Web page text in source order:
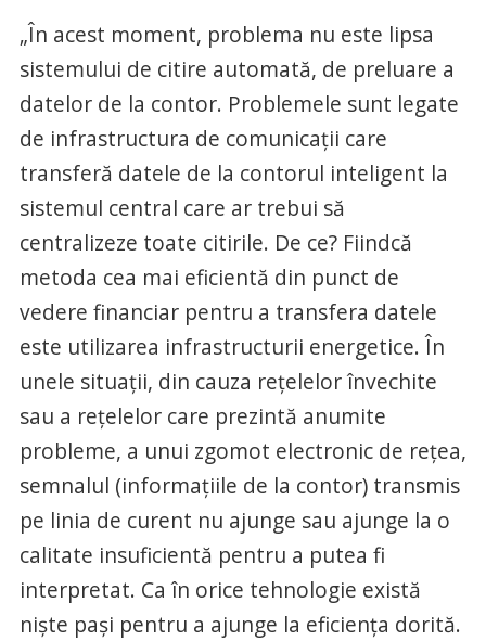
„În acest moment, problema nu este lipsa
sistemului de citire automată, de preluare a
datelor de la contor. Problemele sunt legate
de infrastructura de comunicaţii care
transferă datele de la contorul inteligent la
sistemul central care ar trebui să
centralizeze toate citirile. De ce? Fiindcă
metoda cea mai eficientă din punct de
vedere financiar pentru a transfera datele
este utilizarea infrastructurii energetice. În
unele situaţii, din cauza reţelelor învechite
sau a reţelelor care prezintă anumite
probleme, a unui zgomot electronic de reţea,
semnalul (informaţiile de la contor) transmis
pe linia de curent nu ajunge sau ajunge la o
calitate insuficientă pentru a putea fi
interpretat. Ca în orice tehnologie există
nişte paşi pentru a ajunge la eficienţa dorită.